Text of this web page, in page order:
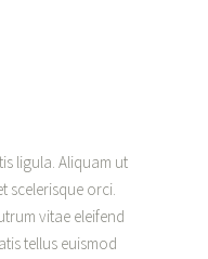
ligula. Aliquam ut
scelerisque orci.
vitae eleifend
tellus euismod